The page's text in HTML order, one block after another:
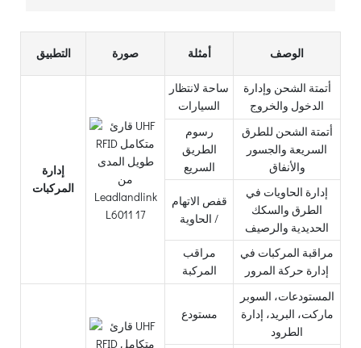
التطبيق صورة أمثلة الوصف
إدارة
المركبات
ساحة لانتظار
السيارات
أتمتة الشحن وإدارة
الدخول والخروج
رسوم
الطريق
السريع
أتمتة الشحن للطرق
السريعة والجسور
والأنفاق
قفص الاتهام
/ الحاوية
إدارة الحاويات في
الطرق والسكك
الحديدية والرصيف
مراقب
المركبة
مراقبة المركبات في
إدارة حركة المرور
مستودع
المستودعات، السوبر
ماركت، البريد، إدارة
الطرود